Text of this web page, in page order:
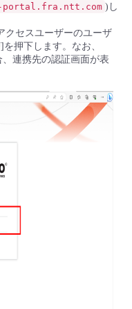
portal.fra.ntt.com )し
クセスユーザーのユーザ
押下します。なお、
連携先の認証画面が表